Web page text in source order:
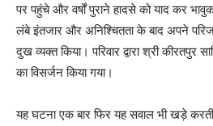
News
पर पहुंचे और वर्षों पुराने हादसे को याद कर
लंबे इंतजार और अनिश्चितता के बाद अपने
दुख व्यक्त किया। परिवार द्वारा श्री कीरतपुर
का विसर्जन किया गया।
यह घटना एक बार फिर यह सवाल भी खड़े